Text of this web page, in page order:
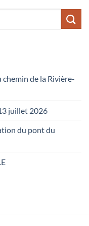
de la Rivière-
juillet 2026
du pont du